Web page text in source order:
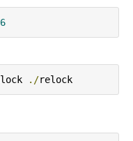
6
./relock